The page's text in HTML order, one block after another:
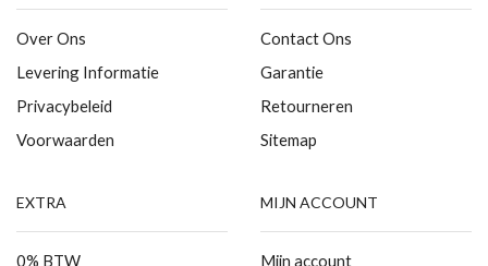
Over Ons
Levering Informatie
Privacybeleid
Voorwaarden
Contact Ons
Garantie
Retourneren
Sitemap
EXTRA
0% BTW
MIJN ACCOUNT
Mijn account